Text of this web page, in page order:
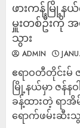
ဖားကန့်မြို့န
မှူးတစ်ဦးကို
သွား
ADMIN
ဧရာဝတီတိုင်းမ်
မြို့နယ်မှာ ဇန်
ခန့်ထားတဲ့ ရ
ရောက်ဖမ်းဆီ